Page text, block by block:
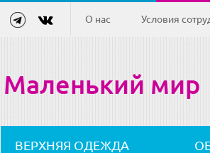
О нас Условия
Маленький мир
ВЕРХНЯЯ ОДЕЖДА